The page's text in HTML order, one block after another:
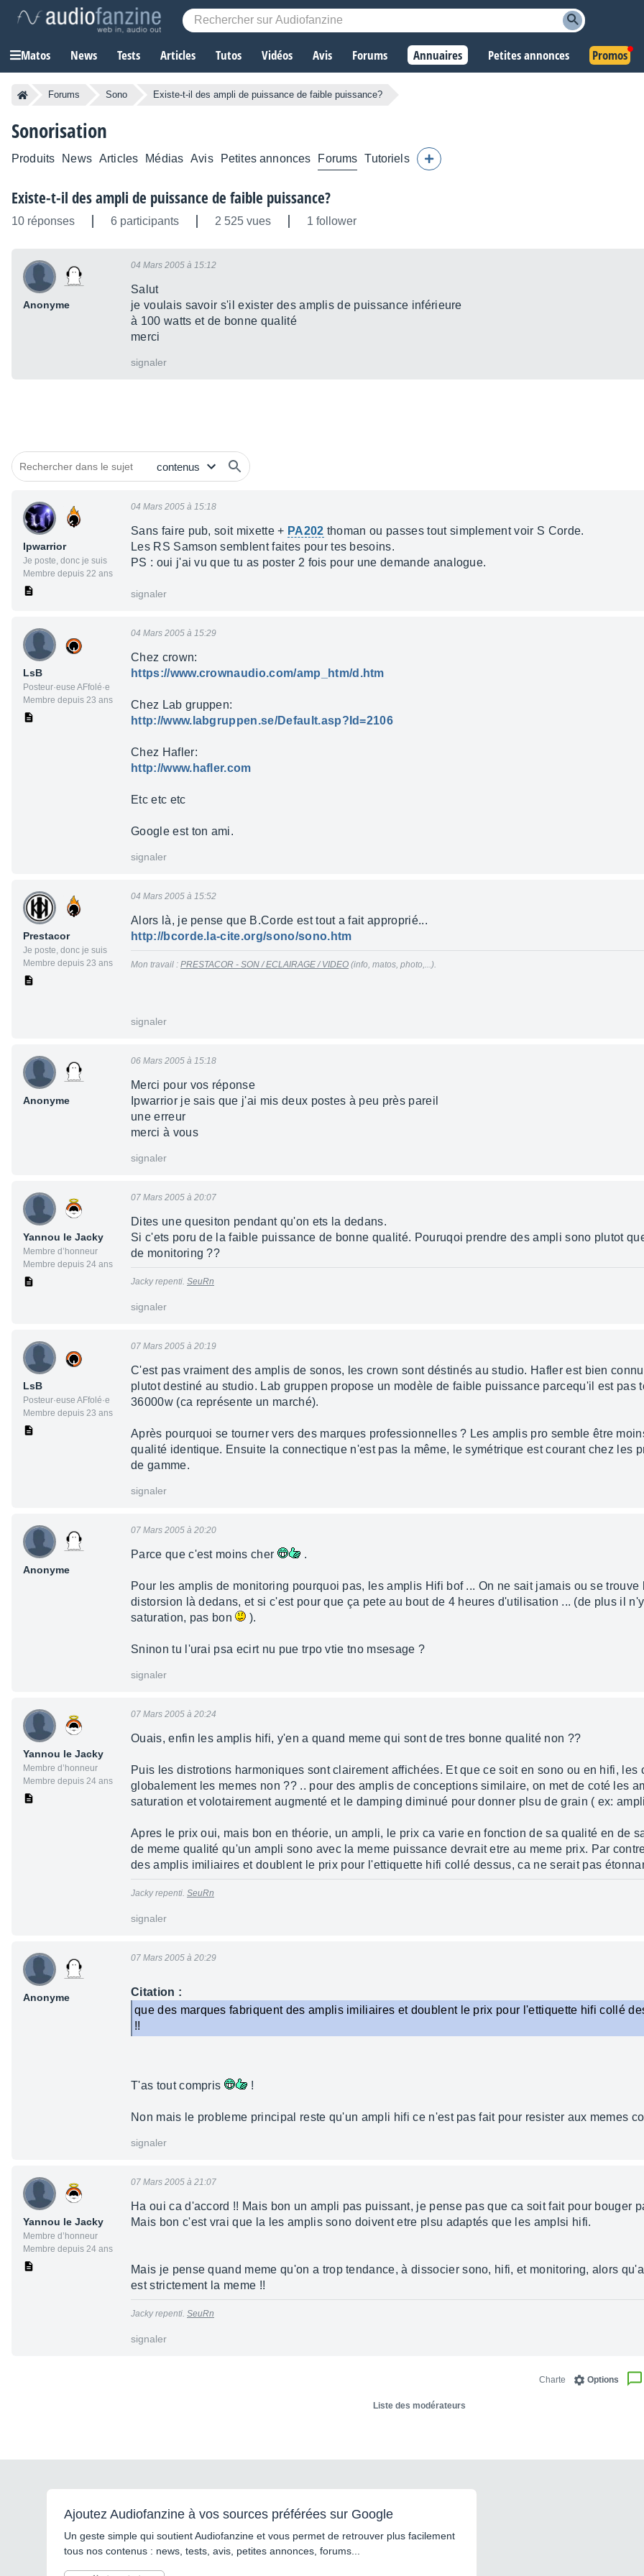
Matos News Tests Articles Tutos Vidéos Avis Forums Annuaires Petites annonces Promos
Forums Sono Existe-t-il des ampli de puissance de faible puissance?
Sonorisation
Produits News Articles Médias Avis Petites annonces Forums Tutoriels
Existe-t-il des ampli de puissance de faible puissance?
10 réponses 6 participants 2 525 vues 1 follower
Anonyme
04 Mars 2005 à 15:12
Salut
je voulais savoir s'il exister des amplis de puissance inférieure
à 100 watts et de bonne qualité
merci
signaler
Ipwarrior
Je poste, donc je suis
Membre depuis 22 ans
04 Mars 2005 à 15:18
Sans faire pub, soit mixette + PA202 thoman ou passes tout simplement voir S Corde.
Les RS Samson semblent faites pour tes besoins.
PS : oui j'ai vu que tu as poster 2 fois pour une demande analogue.
signaler
LsB
Posteur·euse AFfolé·e
Membre depuis 23 ans
04 Mars 2005 à 15:29
Chez crown:
https://www.crownaudio.com/amp_htm/d.htm
Chez Lab gruppen:
http://www.labgruppen.se/Default.asp?Id=2106
Chez Hafler:
http://www.hafler.com
Etc etc etc
Google est ton ami.
signaler
Prestacor
Je poste, donc je suis
Membre depuis 23 ans
04 Mars 2005 à 15:52
Alors là, je pense que B.Corde est tout a fait approprié...
http://bcorde.la-cite.org/sono/sono.htm
Mon travail : PRESTACOR - SON / ECLAIRAGE / VIDEO (info, matos, photo,...).
signaler
Anonyme
06 Mars 2005 à 15:18
Merci pour vos réponse
Ipwarrior je sais que j'ai mis deux postes à peu près pareil
une erreur
merci à vous
signaler
Yannou le Jacky
Membre d’honneur
Membre depuis 24 ans
07 Mars 2005 à 20:07
Dites une quesiton pendant qu'on ets la dedans.
Si c'ets poru de la faible puissance de bonne qualité. Pouruqoi prendre des ampli sono plutot
de monitoring ??
Jacky repenti. SeuRn
signaler
LsB
Posteur·euse AFfolé·e
Membre depuis 23 ans
07 Mars 2005 à 20:19
C'est pas vraiment des amplis de sonos, les crown sont déstinés au studio. Hafler est bien
plutot destiné au studio. Lab gruppen propose un modèle de faible puissance parcequ'il est pas
36000w (ca représente un marché).
Après pourquoi se tourner vers des marques professionnelles ? Les amplis pro semble être
qualité identique. Ensuite la connectique n'est pas la même, le symétrique est courant chez les
de gamme.
signaler
Anonyme
07 Mars 2005 à 20:20
Parce que c'est moins cher .
Pour les amplis de monitoring pourquoi pas, les amplis Hifi bof ... On ne sait jamais ou se
distorsion là dedans, et si c'est pour que ça pete au bout de 4 heures d'utilisation ... (de plus il
saturation, pas bon
).
Sninon tu l'urai psa ecirt nu pue trpo vtie tno msesage ?
signaler
Yannou le Jacky
Membre d’honneur
Membre depuis 24 ans
07 Mars 2005 à 20:24
Ouais, enfin les amplis hifi, y'en a quand meme qui sont de tres bonne qualité non ??
Puis les distrotions harmoniques sont clairement affichées. Et que ce soit en sono ou en hifi, les
globalement les memes non ?? .. pour des amplis de conceptions similaire, on met de coté les
saturation et volotairement augmenté et le damping diminué pour donner plsu de grain ( ex:
Apres le prix oui, mais bon en théorie, un ampli, le prix ca varie en fonction de sa qualité en de
de meme qualité qu'un ampli sono avec la meme puissance devrait etre au meme prix. Par
des amplis imiliaires et doublent le prix pour l'ettiquette hifi collé dessus, ca ne serait pas
Jacky repenti. SeuRn
signaler
Anonyme
07 Mars 2005 à 20:29
Citation :
que des marques fabriquent des amplis imiliaires et doublent le prix pour l'ettiquette hifi collé
!!
T'as tout compris !
Non mais le probleme principal reste qu'un ampli hifi ce n'est pas fait pour resister aux memes
signaler
Yannou le Jacky
Membre d’honneur
Membre depuis 24 ans
07 Mars 2005 à 21:07
Ha oui ca d'accord !! Mais bon un ampli pas puissant, je pense pas que ca soit fait pour bouger
Mais bon c'est vrai que la les amplis sono doivent etre plsu adaptés que les amplsi hifi.
Mais je pense quand meme qu'on a trop tendance, à dissocier sono, hifi, et monitoring, alors
est strictement la meme !!
Jacky repenti. SeuRn
signaler
Options
Charte
Liste des modérateurs
Ajoutez Audiofanzine à vos sources préférées sur Google
Un geste simple qui soutient Audiofanzine et vous permet de retrouver plus facilement
tous nos contenus : news, tests, avis, petites annonces, forums...